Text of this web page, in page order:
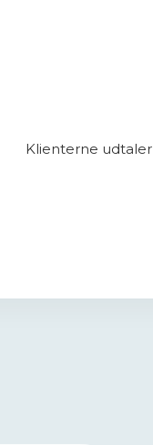
Klienterne udtaler